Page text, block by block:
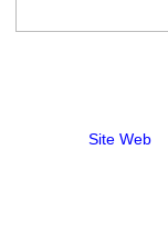
Site Web